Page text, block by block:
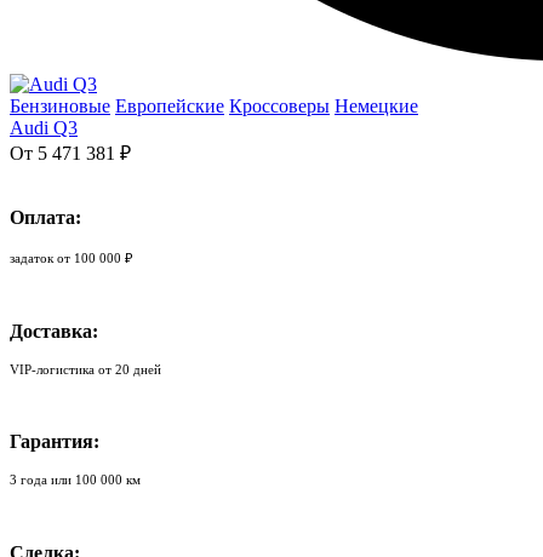
Бензиновые Европейские Кроссоверы Немецкие
Audi Q3
От 5 471 381 ₽
Оплата:
задаток от 100 000 ₽
Доставка:
VIP-логистика от 20 дней
Гарантия:
3 года или 100 000 км
Сделка: